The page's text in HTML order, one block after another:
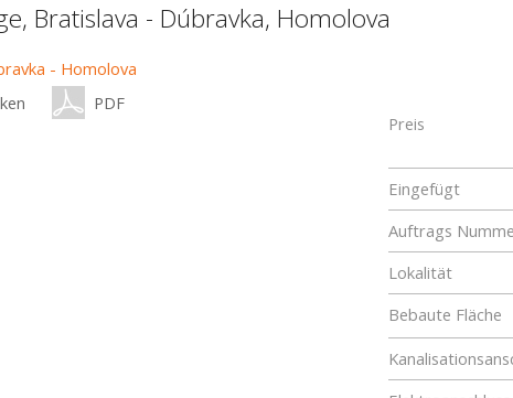
Bratislava - Dúbravka, Homolova
PDF
Preis
Eingefügt
Auftrags
Lokalität
Bebaute Fläche